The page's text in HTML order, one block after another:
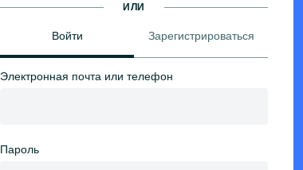
ИЛИ
Войти Зарегистрироваться
Электронная почта или телефон
Пароль